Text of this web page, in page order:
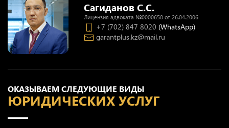
ОКАЗЫВАЕМ СЛЕДУЮЩИЕ ВИДЫ
ЮРИДИЧЕСКИХ УСЛУГ
Сагиданов С.С.
Лицензия адвоката №0000650 от 26.04.2006
+7 (702) 847 8020 (WhatsApp)
garantplus.kz@mail.ru